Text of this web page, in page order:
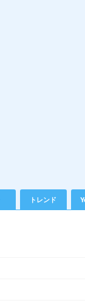
トレンド